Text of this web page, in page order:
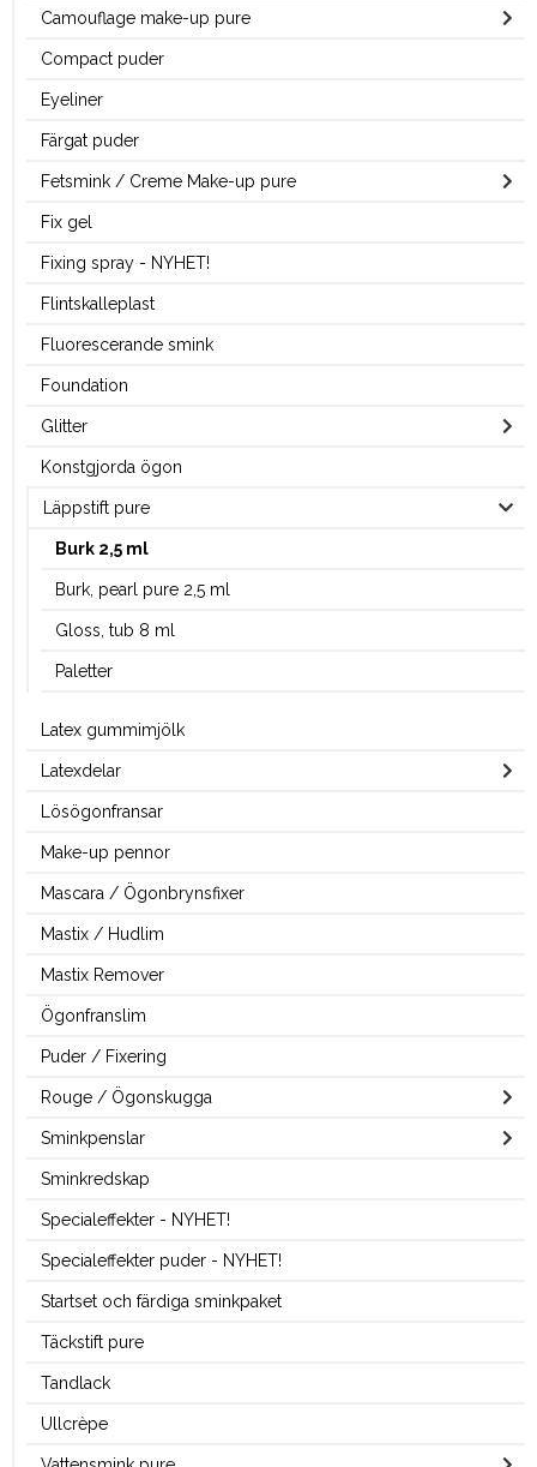
Camouflage make-up pure
Compact puder
Eyeliner
Färgat puder
Fetsmink / Creme Make-up pure
Fix gel
Fixing spray - NYHET!
Flintskalleplast
Fluorescerande smink
Foundation
Glitter
Konstgjorda ögon
Läppstift pure
Burk 2,5 ml
Burk, pearl pure 2,5 ml
Gloss, tub 8 ml
Paletter
Latex gummimjölk
Latexdelar
Lösögonfransar
Make-up pennor
Mascara / Ögonbrynsfixer
Mastix / Hudlim
Mastix Remover
Ögonfranslim
Puder / Fixering
Rouge / Ögonskugga
Sminkpenslar
Sminkredskap
Specialeffekter - NYHET!
Specialeffekter puder - NYHET!
Startset och färdiga sminkpaket
Täckstift pure
Tandlack
Ullcrèpe